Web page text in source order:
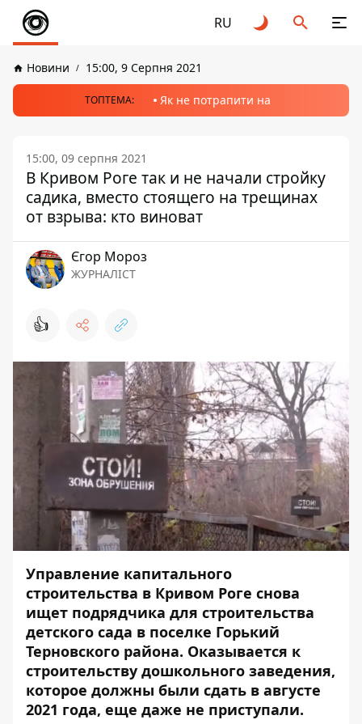
RU
Новини 15:00, 9 Серпня 2021
ТОПТЕМА: Як не потрапити на
15:00, 09 серпня 2021
В Кривом Роге так и не начали стройку
садика, вместо стоящего на трещинах
от взрыва: кто виноват
Єгор Мороз
ЖУРНАЛІСТ
👍
Управление капитального
строительства в Кривом Роге снова
ищет подрядчика для строительства
детского сада в поселке Горький
Терновского района. Оказывается к
строительству дошкольного заведения,
которое должны были сдать в августе
2021 года, еще даже не приступали.